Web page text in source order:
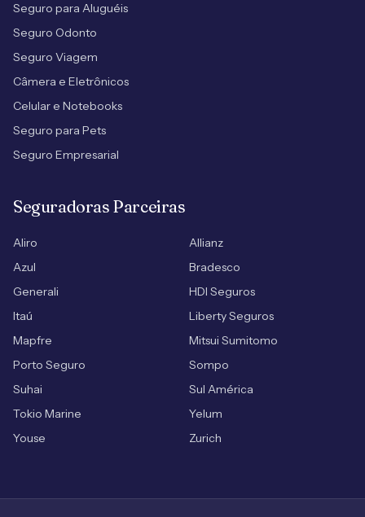
Seguro para Aluguéis
Seguro Odonto
Seguro Viagem
Câmera e Eletrônicos
Celular e Notebooks
Seguro para Pets
Seguro Empresarial
Seguradoras Parceiras
Aliro
Allianz
Azul
Bradesco
Generali
HDI Seguros
Itaú
Liberty Seguros
Mapfre
Mitsui Sumitomo
Porto Seguro
Sompo
Suhai
Sul América
Tokio Marine
Yelum
Youse
Zurich